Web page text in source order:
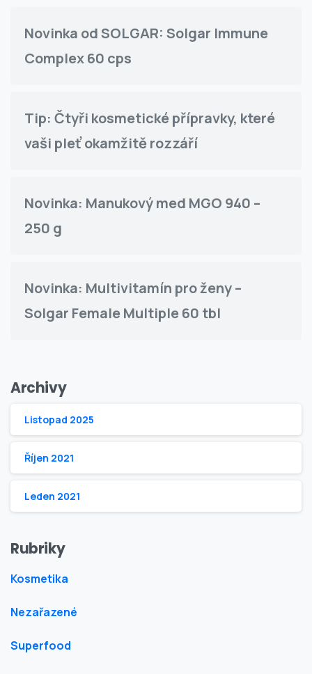
Novinka od SOLGAR: Solgar Immune
Complex 60 cps
Tip: Čtyři kosmetické přípravky, které
vaši pleť okamžitě rozzáří
Novinka: Manukový med MGO 940 –
250 g
Novinka: Multivitamín pro ženy –
Solgar Female Multiple 60 tbl
Archivy
Listopad 2025
Říjen 2021
Leden 2021
Rubriky
Kosmetika
Nezařazené
Superfood